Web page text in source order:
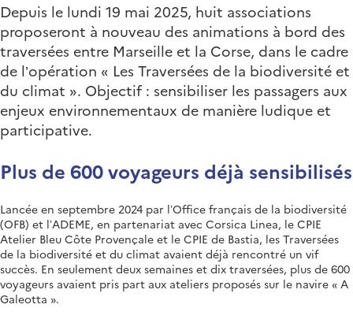
Depuis le lundi 19 mai 2025, huit associations
proposeront à nouveau des animations à bord des
traversées entre Marseille et la Corse, dans le cadre
de l’opération « Les Traversées de la biodiversité et
du climat ». Objectif : sensibiliser les passagers aux
enjeux environnementaux de manière ludique et
participative.
Plus de 600 voyageurs déjà sensibilisés
Lancée en septembre 2024 par l’Office français de la biodiversité
(OFB) et l’ADEME, en partenariat avec Corsica Linea, le CPIE
Atelier Bleu Côte Provençale et le CPIE de Bastia, les Traversées
de la biodiversité et du climat avaient déjà rencontré un vif
succès. En seulement deux semaines et dix traversées, plus de 600
voyageurs avaient pris part aux ateliers proposés sur le navire « A
Galeotta ».